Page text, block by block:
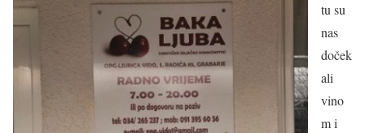
tu su
nas
doček
ali
vino
m i